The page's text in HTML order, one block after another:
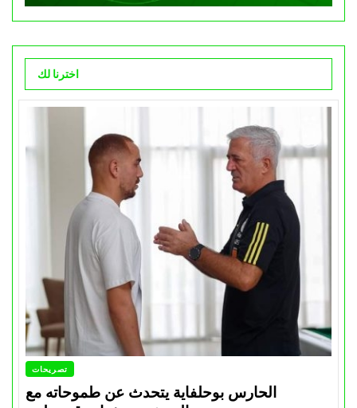
اخترنا لك
تصريحات
الحارس بوحلفاية يتحدث عن طموحاته مع